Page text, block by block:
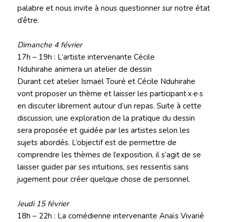
palabre et nous invite à nous questionner sur notre état
d’être.
Dimanche 4 février
17h – 19h : L’artiste intervenante Cécile
Nduhirahe animera un atelier de dessin
Durant cet atelier Ismaël Touré et Cécile Nduhirahe
vont proposer un thème et laisser les participant·x·e·s
en discuter librement autour d’un repas. Suite à cette
discussion, une exploration de la pratique du dessin
sera proposée et guidée par les artistes selon les
sujets abordés. L’objectif est de permettre de
comprendre les thèmes de l’exposition, il s’agit de se
laisser guider par ses intuitions, ses ressentis sans
jugement pour créer quelque chose de personnel.
Jeudi 15 février
18h – 22h : La comédienne intervenante Anaïs Vivarié